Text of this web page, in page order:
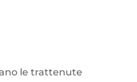
le trattenute